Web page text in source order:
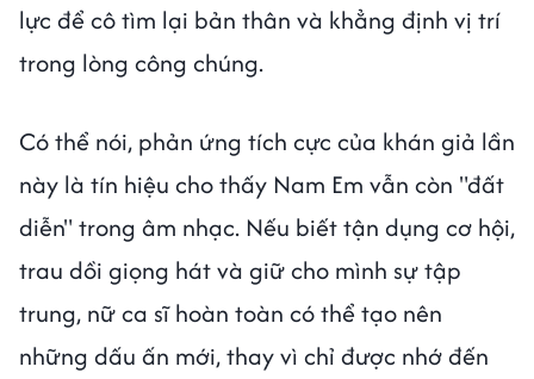
lực để cô tìm lại bản thân và khẳng định vị trí
trong lòng công chúng.
Có thể nói, phản ứng tích cực của khán giả lần
này là tín hiệu cho thấy Nam Em vẫn còn "đất
diễn" trong âm nhạc. Nếu biết tận dụng cơ hội,
trau dồi giọng hát và giữ cho mình sự tập
trung, nữ ca sĩ hoàn toàn có thể tạo nên
những dấu ấn mới, thay vì chỉ được nhớ đến